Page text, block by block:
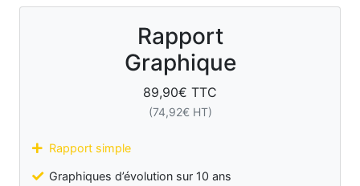
Rapport
Graphique
89,90€ TTC
(74,92€ HT)
Rapport simple
Graphiques d’évolution sur 10 ans